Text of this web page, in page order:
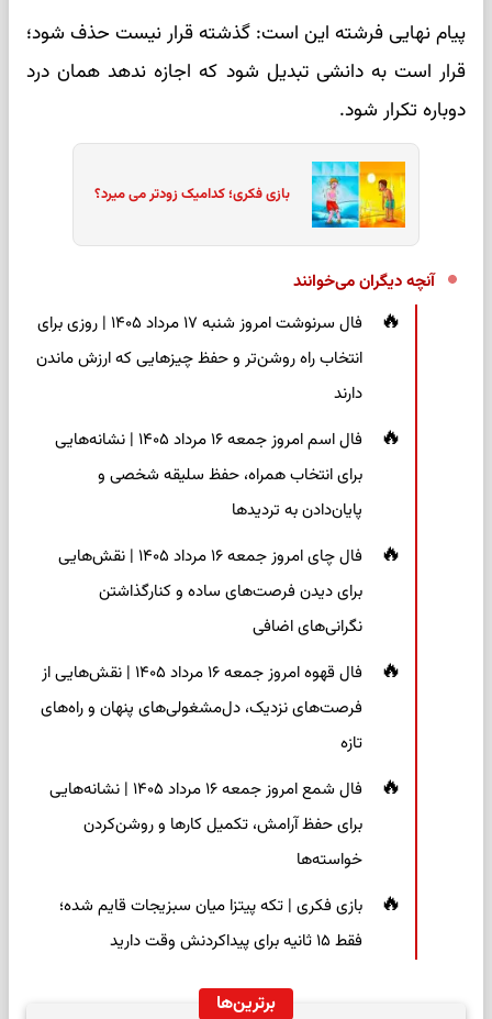
پیام نهایی فرشته این است: گذشته قرار نیست حذف شود؛
قرار است به دانشی تبدیل شود که اجازه ندهد همان درد
دوباره تکرار شود.
بازی فکری؛ کدامیک زودتر می میرد؟
آنچه دیگران می‌خوانند
فال سرنوشت امروز شنبه ۱۷ مرداد ۱۴۰۵ | روزی برای
انتخاب راه روشن‌تر و حفظ چیزهایی که ارزش ماندن
دارند
فال اسم امروز جمعه ۱۶ مرداد ۱۴۰۵ | نشانه‌هایی
برای انتخاب همراه، حفظ سلیقه شخصی و
پایان‌دادن به تردیدها
فال چای امروز جمعه ۱۶ مرداد ۱۴۰۵ | نقش‌هایی
برای دیدن فرصت‌های ساده و کنارگذاشتن
نگرانی‌های اضافی
فال قهوه امروز جمعه ۱۶ مرداد ۱۴۰۵ | نقش‌هایی از
فرصت‌های نزدیک، دل‌مشغولی‌های پنهان و راه‌های
تازه
فال شمع امروز جمعه ۱۶ مرداد ۱۴۰۵ | نشانه‌هایی
برای حفظ آرامش، تکمیل کارها و روشن‌کردن
خواسته‌ها
بازی فکری | تکه پیتزا میان سبزیجات قایم شده؛
فقط ۱۵ ثانیه برای پیداکردنش وقت دارید
برترین‌ها